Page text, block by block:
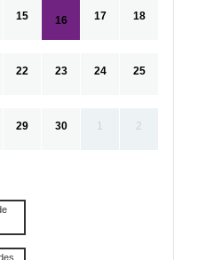
15 16 17 18
22 23 24 25
29 30 1 2